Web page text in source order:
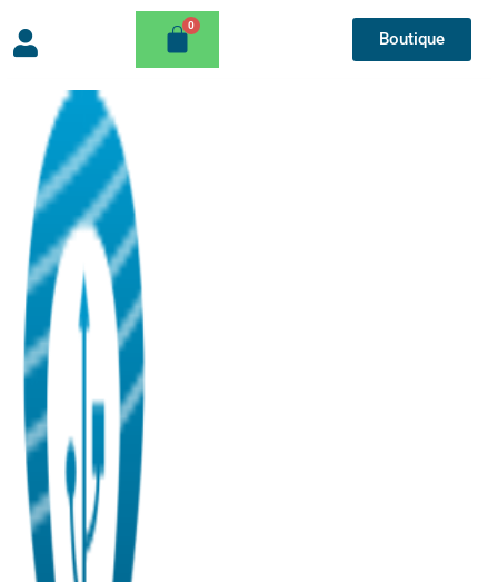
Boutique